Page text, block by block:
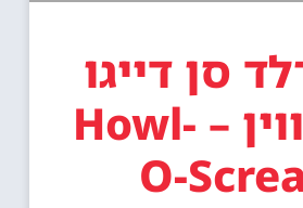
סן דייגו
בהאלווין – Howl-
O-